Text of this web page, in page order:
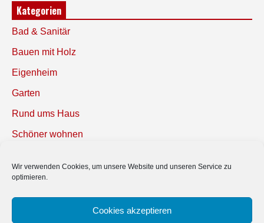
Wir verwenden Cookies, um unsere Website und unseren Service zu
optimieren.
Cookies akzeptieren
Kategorien
Bad & Sanitär
Bauen mit Holz
Eigenheim
Garten
Rund ums Haus
Schöner wohnen